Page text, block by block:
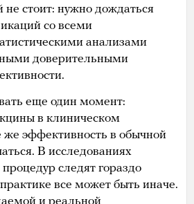
не стоит: нужно дождаться
со всеми
анализами
доверительными
еще один момент:
в клиническом
же эффективность в обычной
В исследованиях
следят гораздо
все может быть иначе.